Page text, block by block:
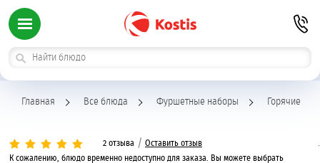
Главная Все блюда Фуршетные наборы Горячие
2 отзыва / Оставить отзыв
К сожалению, блюдо временно недоступно для заказа. Вы можете выбрать